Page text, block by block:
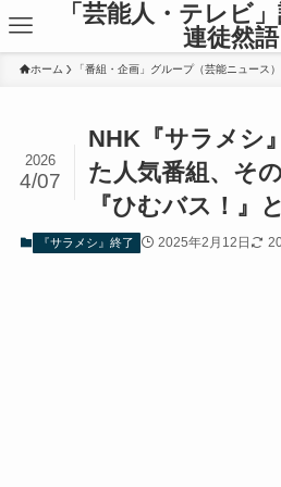
「芸能人・テレビ
連徒然語
ホーム 「番組・企画」グループ（芸能ニュース）
NHK『サラメシ
た人気番組、そ
『ひむバス！』
2026
4/07
『サラメシ』終了 2025年2月12日